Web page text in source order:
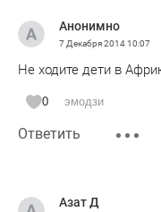
Анонимно
7 Декабря 201410:07
Не ходите дети в
0 эмодзи
Ответить
Азат Д